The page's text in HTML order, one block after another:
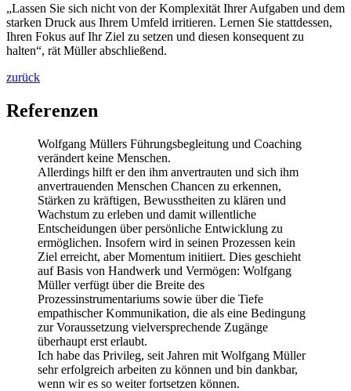
„Lassen Sie sich nicht von der Komplexität Ihrer Aufgaben und dem
starken Druck aus Ihrem Umfeld irritieren. Lernen Sie stattdessen,
Ihren Fokus auf Ihr Ziel zu setzen und diesen konsequent zu
halten“, rät Müller abschließend.
zurück
Referenzen
Wolfgang Müllers Führungsbegleitung und Coaching
verändert keine Menschen.
Allerdings hilft er den ihm anvertrauten und sich ihm
anvertrauenden Menschen Chancen zu erkennen,
Stärken zu kräftigen, Bewusstheiten zu klären und
Wachstum zu erleben und damit willentliche
Entscheidungen über persönliche Entwicklung zu
ermöglichen. Insofern wird in seinen Prozessen kein
Ziel erreicht, aber Momentum initiiert. Dies geschieht
auf Basis von Handwerk und Vermögen: Wolfgang
Müller verfügt über die Breite des
Prozessinstrumentariums sowie über die Tiefe
empathischer Kommunikation, die als eine Bedingung
zur Voraussetzung vielversprechende Zugänge
überhaupt erst erlaubt.
Ich habe das Privileg, seit Jahren mit Wolfgang Müller
sehr erfolgreich arbeiten zu können und bin dankbar,
wenn wir es so weiter fortsetzen können.